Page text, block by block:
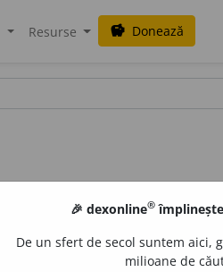
Resurse savings Donează
🎉 dexonline®
De un sfert de secol suntem aici,
milioane de